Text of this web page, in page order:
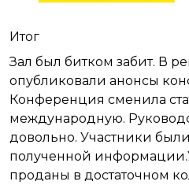
Итог
Зал был битком забит. В
опубликовали анонсы
Конференция сменила
международную.
довольно. Участники
полученной
проданы в достаточном